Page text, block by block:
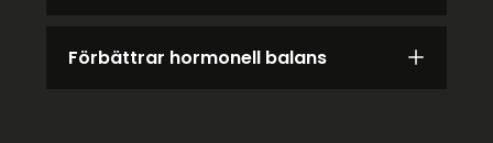
Förbättrar hormonell balans